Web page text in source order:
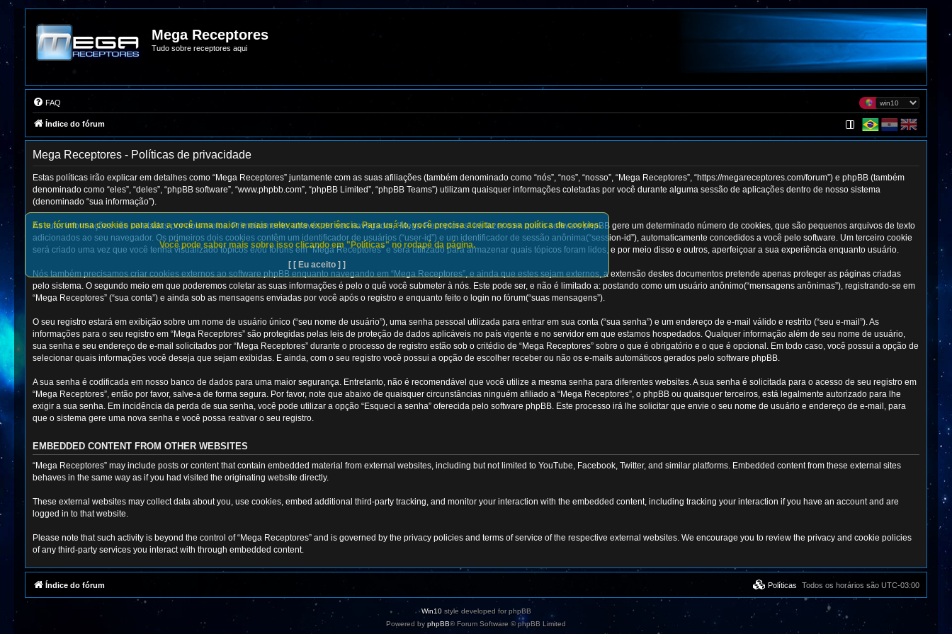
Mega Receptores
Tudo sobre receptores aqui
FAQ
Índice do fórum
Mega Receptores - Políticas de privacidade
Estas políticas irão explicar em detalhes como “Mega Receptores” juntamente com as suas afiliações (também denominado como “nós”, “nos”, “nosso”, “Mega Receptores”, “https://megareceptores.com/forum”) e phpBB (também
denominado como “eles”, “deles”, “phpBB software”, “www.phpbb.com”, “phpBB Limited”, “phpBB Teams”) utilizam quaisquer informações coletadas por você durante alguma sessão de aplicações dentro de nosso sistema
(denominado “sua informação”).
As suas informações são coletadas por dois meios. Primeiramente, através de seu navegador, “Mega Receptores” irá fazer com que o software phpBB gere um determinado número de cookies, que são pequenos arquivos de texto
adicionados ao seu navegador. Os primeiros dois cookies contêm um identificador de usuários (“user-id”) e um identificador de sessão anônima(“session-id”), automaticamente concedidos a você pelo software. Um terceiro cookie
será criado uma vez que você tenha visualizado tópicos e/ou fóruns em “Mega Receptores” e será utilizado para armazenar quais tópicos foram lidos, e por meio disso e outros, aperfeiçoar a sua experiência enquanto usuário.
Nós também precisamos criar cookies externos ao software phpBB enquanto navegando em “Mega Receptores”, e ainda que estes sejam externos, a extensão destes documentos pretende apenas proteger as páginas criadas
pelo sistema. O segundo meio em que poderemos coletar as suas informações é pelo o quê você submeter à nós. Este pode ser, e não é limitado a: postando como um usuário anônimo(“mensagens anônimas”), registrando-se em
“Mega Receptores” (“sua conta”) e ainda sob as mensagens enviadas por você após o registro e enquanto feito o login no fórum(“suas mensagens”).
O seu registro estará em exibição sobre um nome de usuário único (“seu nome de usuário”), uma senha pessoal utilizada para entrar em sua conta (“sua senha”) e um endereço de e-mail válido e restrito (“seu e-mail”). As
informações para o seu registro em “Mega Receptores” são protegidas pelas leis de proteção de dados aplicáveis no país vigente e no servidor em que estamos hospedados. Qualquer informação além de seu nome de usuário,
sua senha e seu endereço de e-mail solicitados por “Mega Receptores” durante o processo de registro estão sob o critédio de “Mega Receptores” sobre o que é obrigatório e o que é opcional. Em todo caso, você possui a opção de
selecionar quais informações você deseja que sejam exibidas. E ainda, com o seu registro você possui a opção de escolher receber ou não os e-mails automáticos gerados pelo software phpBB.
A sua senha é codificada em nosso banco de dados para uma maior segurança. Entretanto, não é recomendável que você utilize a mesma senha para diferentes websites. A sua senha é solicitada para o acesso de seu registro em
“Mega Receptores”, então por favor, salve-a de forma segura. Por favor, note que abaixo de quaisquer circunstâncias ninguém afiliado a “Mega Receptores”, o phpBB ou quaisquer terceiros, está legalmente autorizado para lhe
exigir a sua senha. Em incidência da perda de sua senha, você pode utilizar a opção “Esqueci a senha” oferecida pelo software phpBB. Este processo irá lhe solicitar que envie o seu nome de usuário e endereço de e-mail, para
que o sistema gere uma nova senha e você possa reativar o seu registro.
EMBEDDED CONTENT FROM OTHER WEBSITES
“Mega Receptores” may include posts or content that contain embedded material from external websites, including but not limited to YouTube, Facebook, Twitter, and similar platforms. Embedded content from these external sites
behaves in the same way as if you had visited the originating website directly.
These external websites may collect data about you, use cookies, embed additional third-party tracking, and monitor your interaction with the embedded content, including tracking your interaction if you have an account and are
logged in to that website.
Please note that such activity is beyond the control of “Mega Receptores” and is governed by the privacy policies and terms of service of the respective external websites. We encourage you to review the privacy and cookie policies
of any third-party services you interact with through embedded content.
Este fórum usa cookies para dar a você uma maior e mais relevante experiência. Para usá-lo, você precisa aceitar nossa política de cookies.
Você pode saber mais sobre isso clicando em "Políticas" no rodapé da página.
[ [ Eu aceito ] ]
Índice do fórum Todos os horários são UTC-03:00
Políticas
Win10style developed for phpBB
Powered by phpBB® Forum Software © phpBB Limited